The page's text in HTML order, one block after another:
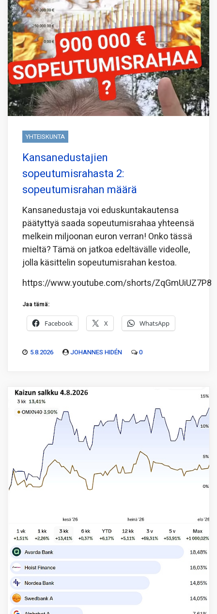
YHTEISKUNTA
Kansanedustajien
sopeutumisrahasta 2:
sopeutumisrahan määrä
Kansanedustaja voi eduskuntakautensa
päätyttyä saada sopeutumisrahaa yhteensä
melkein miljoonan euron verran! Onko tässä
mieltä? Tämä on jatkoa edeltävälle videolle,
jolla käsittelin sopeutumisrahan kestoa.
https://www.youtube.com/shorts/ZqGmUiUZ7P8
Jaa tämä:
Facebook X WhatsApp
5.8.2026 JOHANNES HIDÉN 0